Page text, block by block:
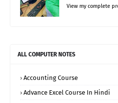
View my complete
ALL COMPUTER NOTES
Accounting Course
Advance Excel Course In Hindi